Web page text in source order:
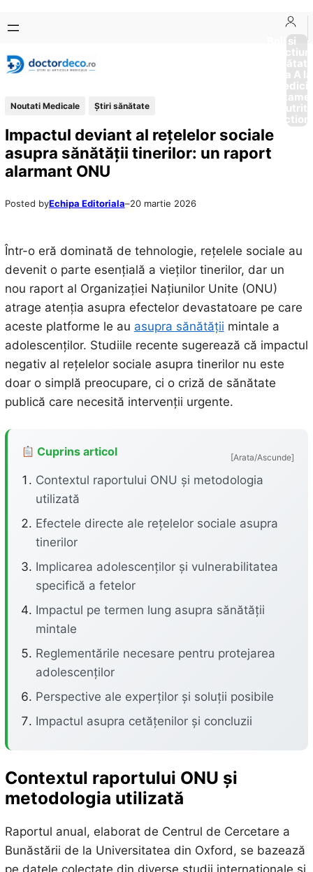
conținut
content
Boli si
Afectiuni
Sănătate
de la A
Noutati Medicale Ştiri sănătate
Impactul deviant al rețelelor sociale
asupra sănătății tinerilor: un raport
alarmant ONU
Posted byEchipa Editoriala–20 martie 2026
Într-o eră dominată de tehnologie, rețelele sociale au
devenit o parte esențială a vieților tinerilor, dar un
nou raport al Organizației Națiunilor Unite (ONU)
atrage atenția asupra efectelor devastatoare pe care
aceste platforme le au asupra sănătății mintale a
adolescenților. Studiile recente sugerează că impactul
negativ al rețelelor sociale asupra tinerilor nu este
doar o simplă preocupare, ci o criză de sănătate
publică care necesită intervenții urgente.
Cuprins articol [Arata/Ascunde]
Contextul raportului ONU și metodologia
utilizată
Efectele directe ale rețelelor sociale asupra
tinerilor
Implicarea adolescenților și vulnerabilitatea
specifică a fetelor
Impactul pe termen lung asupra sănătății
mintale
Reglementările necesare pentru protejarea
adolescenților
Perspective ale experților și soluții posibile
Impactul asupra cetățenilor și concluzii
Contextul raportului ONU și
metodologia utilizată
Raportul anual, elaborat de Centrul de Cercetare a
Bunăstării de la Universitatea din Oxford, se bazează